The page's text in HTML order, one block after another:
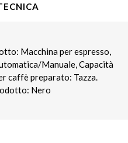
Macchina per espresso,
Manuale, Capacità
caffè preparato: Tazza.
Nero